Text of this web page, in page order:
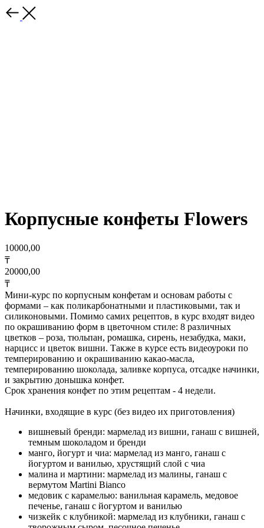
Корпусные конфеты Flowers
10000,00
₸
20000,00
₸
Мини-курс по корпусным конфетам и основам работы с
формами – как поликарбонатными и пластиковыми, так и
силиконовыми. Помимо самих рецептов, в курс входят видео
по окрашиванию форм в цветочном стиле: 8 различных
цветков – роза, тюльпан, ромашка, сирень, незабудка, маки,
нарцисс и цветок вишни. Также в курсе есть видеоуроки по
темперированию и окрашиванию какао-масла,
темперированию шоколада, заливке корпуса, отсадке начинки,
и закрытию донышка конфет.
Срок хранения конфет по этим рецептам - 4 недели.
Начинки, входящие в курс (без видео их приготовления)
вишневый бренди: мармелад из вишни, ганаш с вишней,
темным шоколадом и бренди
манго, йогурт и чиа: мармелад из манго, ганаш с
йогуртом и ванилью, хрустящий слой с чиа
малина и мартини: мармелад из малины, ганаш с
вермутом Martini Bianco
медовик с карамелью: ванильная карамель, медовое
печенье, ганаш с йогуртом и ванилью
чизкейк с клубникой: мармелад из клубники, ганаш с